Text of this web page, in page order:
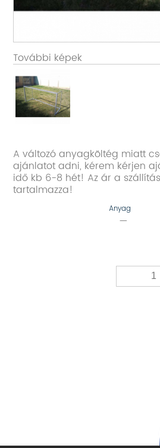
További képek
A változó anyagköltég miatt
ajánlatot adni, kérem kérjen
idő kb 6-8 hét! Az ár a
tartalmazza!
Anyag
—